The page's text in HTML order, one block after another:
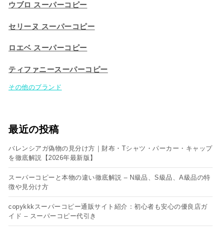
ウブロ スーパーコピー
セリーヌ スーパーコピー​
ロエベ スーパーコピー
ティファニースーパーコピー
その他のブランド
最近の投稿
バレンシアガ偽物の見分け方｜財布・Tシャツ・パーカー・キャップ
を徹底解説【2026年最新版】
スーパーコピーと本物の違い徹底解説 – N級品、S級品、A級品の特
徴や見分け方
copykkkスーパーコピー通販サイト紹介：初心者も安心の優良店ガ
イド – スーパーコピー代引き